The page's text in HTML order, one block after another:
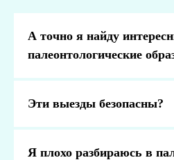
А точно я найду
палеонтологические
Эти выезды безопасны?
Я плохо разбираюсь в